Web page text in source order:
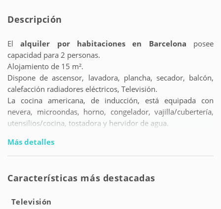
Descripción
Elalquiler por habitaciones en Barcelona posee
capacidad para 2 personas.
Alojamiento de 15 m².
Dispone de ascensor, lavadora, plancha, secador, balcón,
calefacción radiadores eléctricos, Televisión.
La cocina americana, de inducción, está equipada con
nevera, microondas, horno, congelador, vajilla/cubertería,
utensilios/cocina, tostadora y hervidor de agua.
Más detalles
Características más destacadas
Televisión